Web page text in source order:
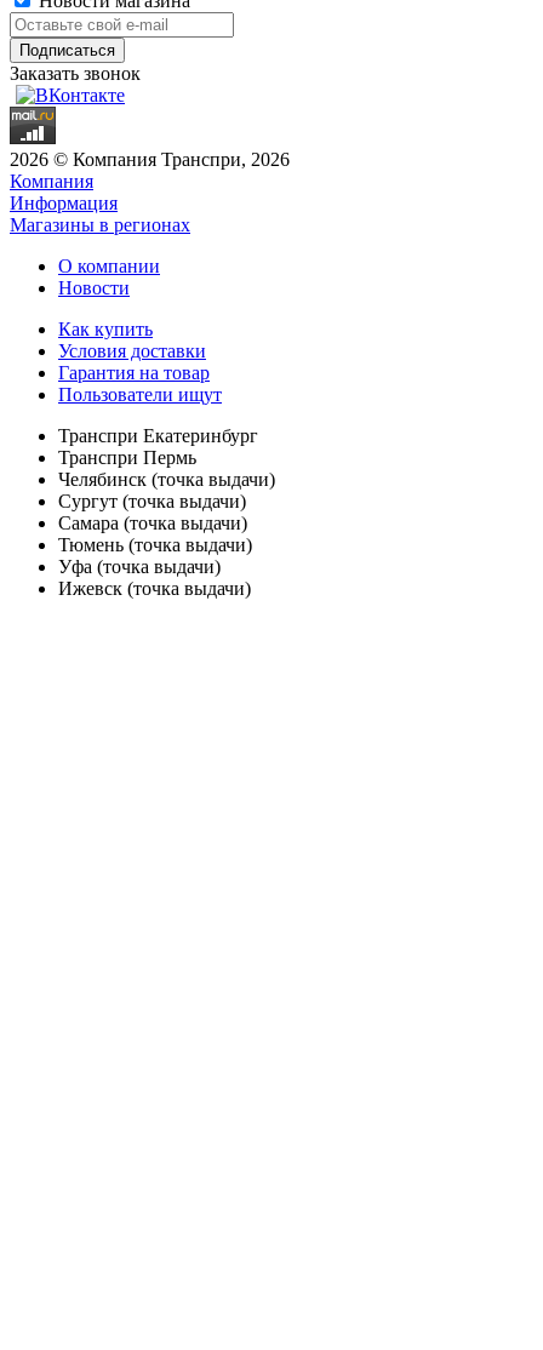
Заказать звонок
2026 © Компания Транспри, 2026
Компания
Информация
Магазины в регионах
О компании
Новости
Как купить
Условия доставки
Гарантия на товар
Пользователи ищут
Транспри Екатеринбург
Транспри Пермь
Челябинск (точка выдачи)
Сургут (точка выдачи)
Самара (точка выдачи)
Тюмень (точка выдачи)
Уфа (точка выдачи)
Ижевск (точка выдачи)